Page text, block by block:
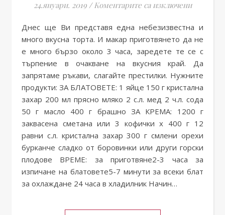
24.януари. 2019 / Коментарите са изключениза
Днес ще Ви представя една небезизвестна и
много вкусна торта. И макар приготвянето да не
е много бързо около 3 часа, заредете те се с
търпение в очакване на вкусния край. Да
запрятаме ръкави, слагайте престилки. Нужните
продукти: ЗА БЛАТОВЕТЕ: 1 яйце 150 г кристална
захар 200 мл прясно мляко 2 с.л. мед 2 ч.л. сода
50 г масло 400 г брашно ЗА КРЕМА: 1200 г
заквасена сметана или 3 кофички х 400 г 12
равни с.л. кристална захар 300 г смлени орехи
бурканче сладко от боровинки или други горски
плодове ВРЕМЕ: за приготвяне2-3 часа за
изпичане на блатовете5-7 минути за всеки блат
за охлаждане 24 часа в хладилник Начин…